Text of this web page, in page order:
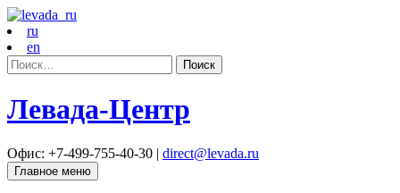
ru
en
Найти:
Левада-Центр
Офис: +7-499-755-40-30 | direct@levada.ru
Главное меню